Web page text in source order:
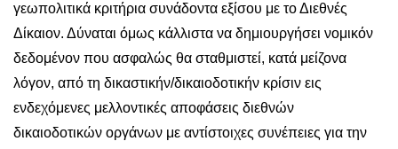
γεωπολιτικά κριτήρια συνάδοντα εξίσου με το Διεθνές
Δίκαιον. Δύναται όμως κάλλιστα να δημιουργήσει νομικόν
δεδομένον που ασφαλώς θα σταθμιστεί, κατά μείζονα
λόγον, από τη δικαστικήν/δικαιοδοτικήν κρίσιν εις
ενδεχόμενες μελλοντικές αποφάσεις διεθνών
δικαιοδοτικών οργάνων με αντίστοιχες συνέπειες για την